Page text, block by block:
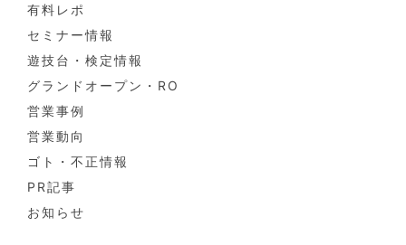
有料レポ
セミナー情報
遊技台・検定情報
グランドオープン・RO
営業事例
営業動向
ゴト・不正情報
PR記事
お知らせ